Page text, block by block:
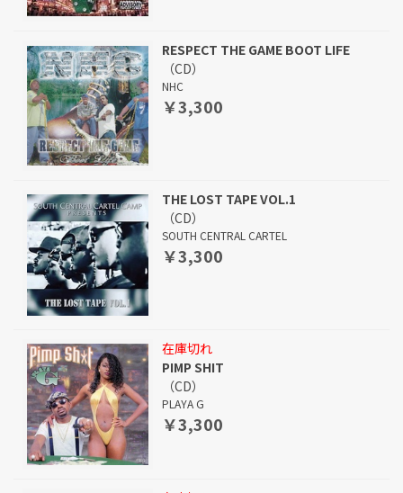
RESPECT THE GAME BOOT LIFE
（CD）
NHC
￥3,300
THE LOST TAPE VOL.1
（CD）
SOUTH CENTRAL CARTEL
￥3,300
在庫切れ
PIMP SHIT
（CD）
PLAYA G
￥3,300